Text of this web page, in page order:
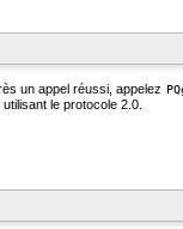
un appel réussi, appelez
le protocole 2.0.